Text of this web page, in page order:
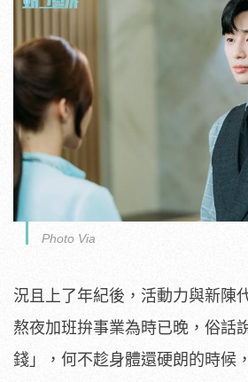
Photo Via
況且上了年紀後，活動力與新陳
熬夜加班拚事業為時已晚，俗話
錢」，何不趁身體還硬朗的時候